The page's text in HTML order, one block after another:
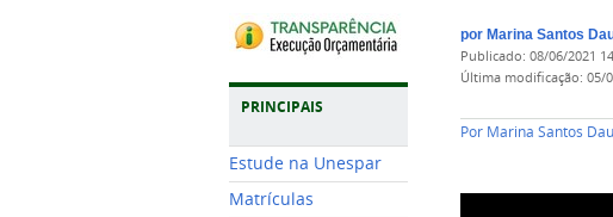
PRINCIPAIS
Estude na Unespar
Matrículas
por Marina Santos
publicado:08/06/2021
última modificação:05/
Por Marina Santos